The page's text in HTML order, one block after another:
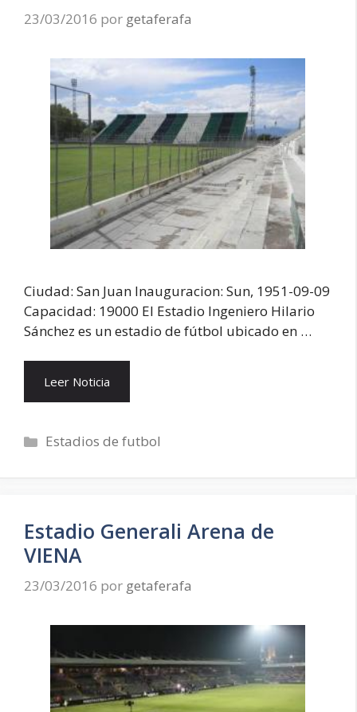
23/03/2016 por getaferafa
Ciudad: San Juan Inauguracion: Sun, 1951-09-09
Capacidad: 19000 El Estadio Ingeniero Hilario
Sánchez es un estadio de fútbol ubicado en …
Leer Noticia
Categorías
Estadios de futbol
Estadio Generali Arena de
VIENA
23/03/2016 por getaferafa